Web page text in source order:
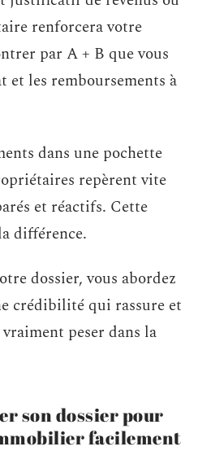
renforcera votre
par A + B que vous
et les remboursements à
dans une pochette
repèrent vite
et réactifs. Cette
différence.
dossier, vous abordez
crédibilité qui rassure et
peser dans la
son dossier pour
facilement